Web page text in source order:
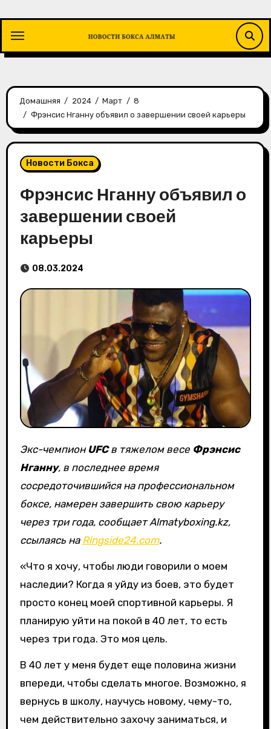
содержимому
Домашняя 2024 Март
8
Фрэнсис Нганну объявил о завершении своей карьеры
Новости Бокса
Фрэнсис Нганну объявил о
завершении своей
карьеры
08.03.2024
Экс-чемпион UFCв тяжелом весе Фрэнсис
Нганну, в последнее время
сосредоточившийся на профессиональном
боксе, намерен завершить свою карьеру
через три года, сообщает Almatyboxing.kz,
ссылаясь на Ringside24.com.
«Что я хочу, чтобы люди говорили о моем
наследии? Когда я уйду из боев, это будет
просто конец моей спортивной карьеры. Я
планирую уйти на покой в 40 лет, то есть
через три года. Это моя цель.
В 40 лет у меня будет еще половина жизни
впереди, чтобы сделать многое. Возможно, я
вернусь в школу, научусь новому, чему-то,
чем действительно захочу заниматься, и